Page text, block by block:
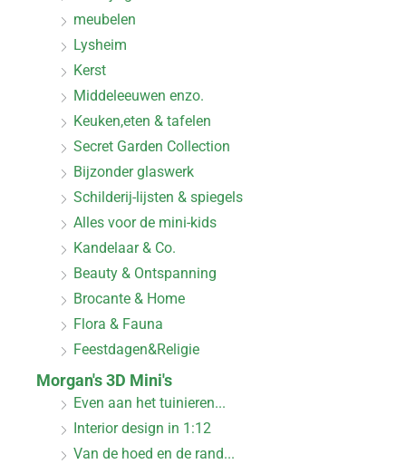
meubelen
Lysheim
Kerst
Middeleeuwen enzo.
Keuken,eten & tafelen
Secret Garden Collection
Bijzonder glaswerk
Schilderij-lijsten & spiegels
Alles voor de mini-kids
Kandelaar & Co.
Beauty & Ontspanning
Brocante & Home
Flora & Fauna
Feestdagen&Religie
Morgan's 3D Mini's
Even aan het tuinieren...
Interior design in 1:12
Van de hoed en de rand...